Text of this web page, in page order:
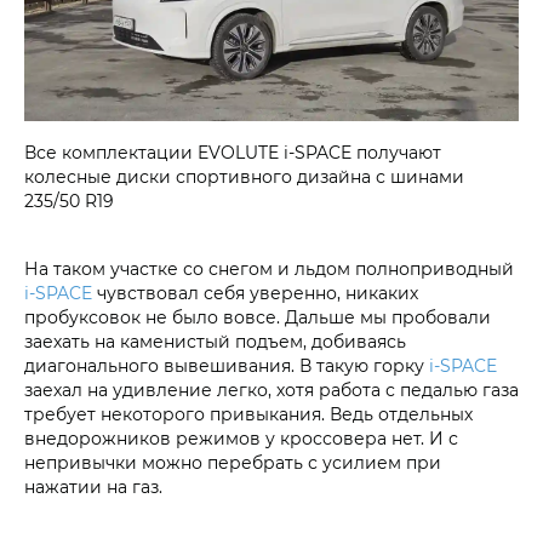
Все комплектации EVOLUTE i‑SPACE получают
колесные диски спортивного дизайна с шинами
235/50 R19
На таком участке со снегом и льдом полноприводный
i‑SPACE чувствовал себя уверенно, никаких
пробуксовок не было вовсе. Дальше мы пробовали
заехать на каменистый подъем, добиваясь
диагонального вывешивания. В такую горку i‑SPACE
заехал на удивление легко, хотя работа с педалью газа
требует некоторого привыкания. Ведь отдельных
внедорожников режимов у кроссовера нет. И с
непривычки можно перебрать с усилием при
нажатии на газ.